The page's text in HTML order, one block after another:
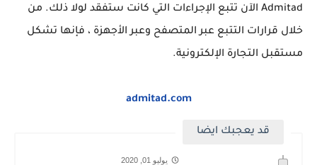
Admitad الآن تتبع الإجراءات التي كانت ستفقد لولا ذلك. من
خلال قرارات التتبع عبر المتصفح وعبر الأجهزة ، فإنها تشكل
مستقبل التجارة الإلكترونية.
admitad.com
قد يعجبك ايضا
يوليو 01, 2020